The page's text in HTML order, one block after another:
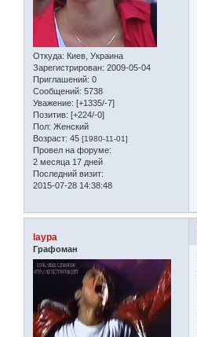
Откуда: Киев, Украина
Зарегистрирован: 2009-05-04
Приглашений: 0
Сообщений: 5738
Уважение: [+1335/-7]
Позитив: [+224/-0]
Пол: Женский
Возраст: 45 [1980-11-01]
Провел на форуме:
2 месяца 17 дней
Последний визит:
2015-07-28 14:38:48
laypa
Графоман